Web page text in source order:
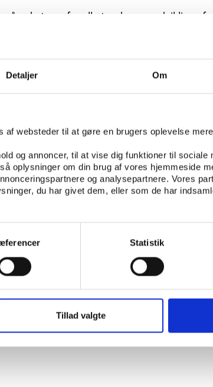
Detaljer Om
websteder til at gøre en brugers oplevelse mere
og annoncer, til at vise dig funktioner til sociale
oplysninger om din brug af vores hjemmeside
og analysepartnere. Vores
du har givet dem, eller som de har
Statistik
Tillad valgte
tema for alle tre dage er udvikling af
i en bredere sundhedsmæssig og social
med fokus på, hvordan faciliteter,
de unikke forhold for idræt i Grønland.
fodbold
og DBU med særlige sessioner under
besluttet at afsætte 10 millioner kr. til
vil fonden sammen med arkitekter,
Island og Færøerne skubbe til
Samarbejdsaftalen sigter også på at
og på konferencen i Nuuk vil DBU’s
eksekutivkomité, Allan Hansen,
de øvrige nordiske fodboldforbund på